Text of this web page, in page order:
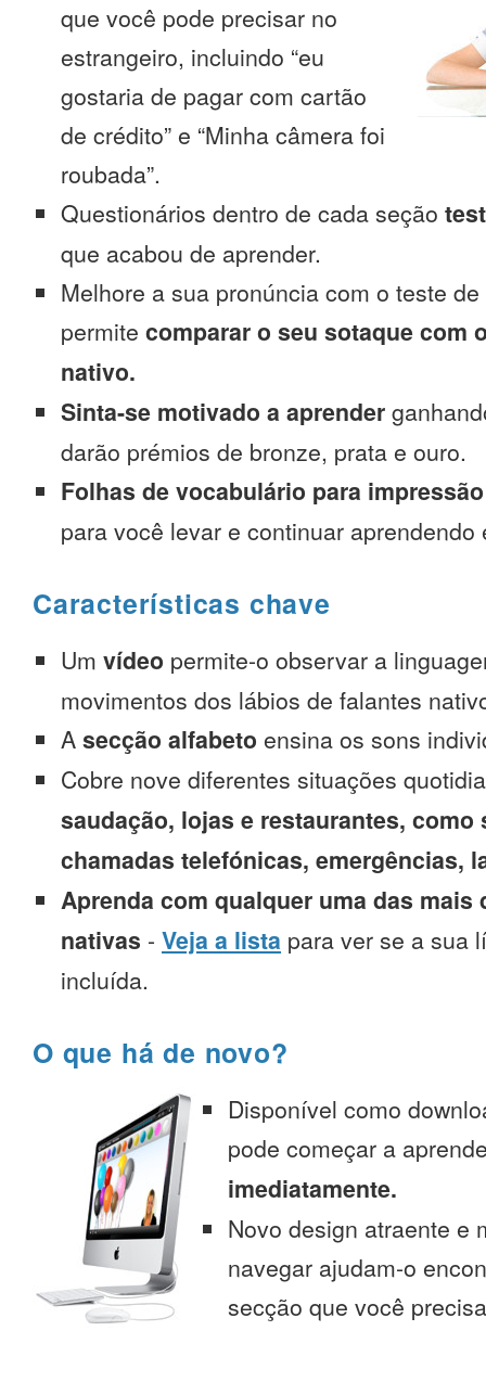
que você pode precisar no
estrangeiro, incluindo “eu
gostaria de pagar com cartão
de crédito” e “Minha câmera foi
roubada”.
Questionários dentro de cada seção
que acabou de aprender.
Melhore a sua pronúncia com o teste
permite comparar o seu sotaque com
nativo.
Sinta-se motivado a aprender
darão prémios de bronze, prata e ouro.
Folhas de vocabulário para impressão
para você levar e continuar aprendendo
Características chave
Um vídeo permite-o observar a
movimentos dos lábios de falantes
A secção alfabeto ensina os sons
Cobre nove diferentes situações
saudação, lojas e restaurantes, como
chamadas telefónicas, emergências,
Aprenda com qualquer uma das mais
nativas - Veja a lista para ver se a sua
incluída.
O que há de novo?
Disponível como
pode começar a
imediatamente.
Novo design atraente e
navegar ajudam-o
secção que você